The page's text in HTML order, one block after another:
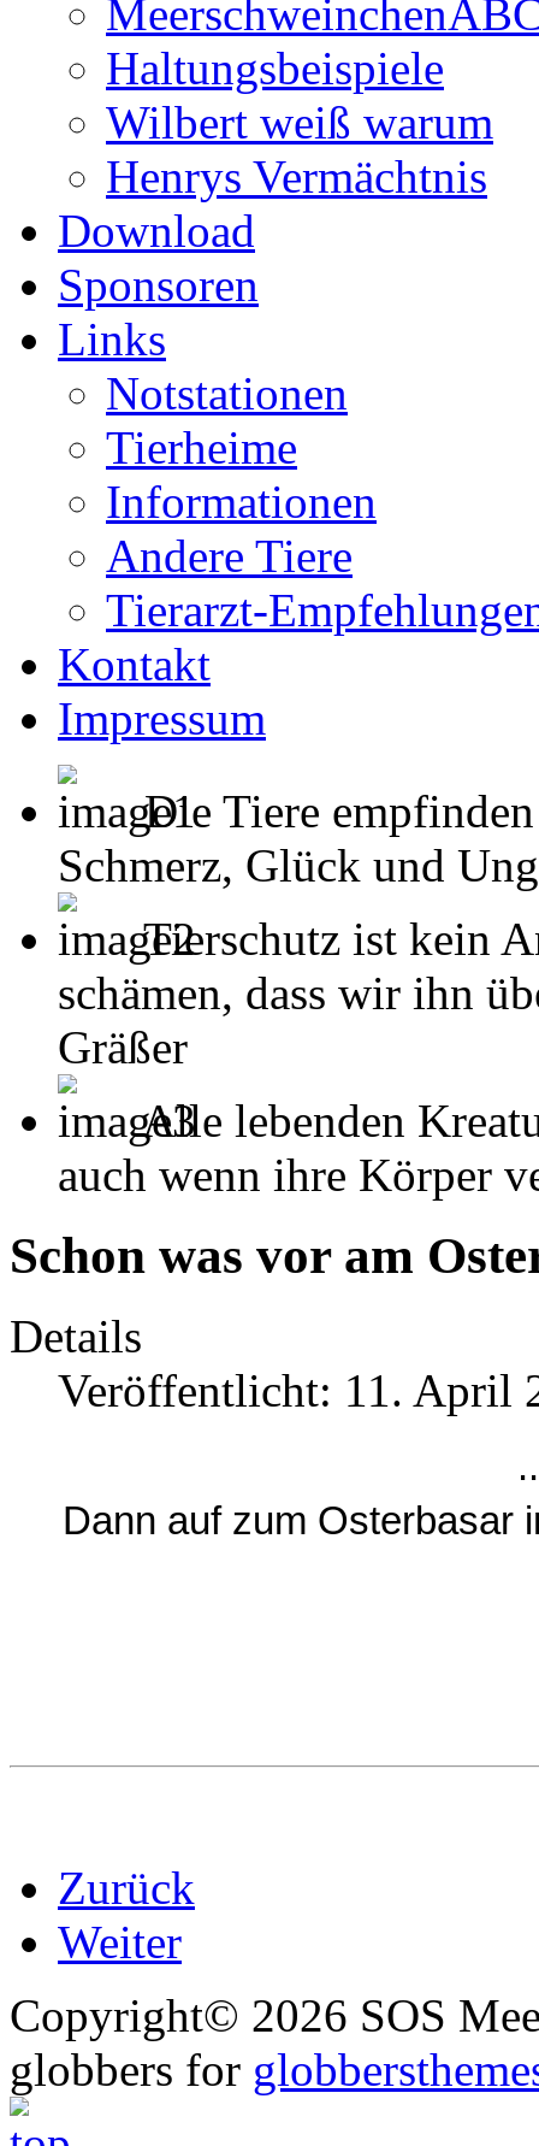
Haltungsbeispiele
Wilbert weiß warum
Henrys Vermächtnis
Download
Sponsoren
Links
Notstationen
Tierheime
Informationen
Andere Tiere
Tierarzt-
Kontakt
Impressum
Die Tiere
Schmerz, Glück und
Tierschutz ist kein
schämen, dass wir ihn
Gräßer
Alle lebenden
auch wenn ihre Körper
Schon was vor am
Details
Veröffentlicht: 11. April
Dann auf zum Osterbasar
Zurück
Weiter
Copyright© 2026 SOS
globbers for